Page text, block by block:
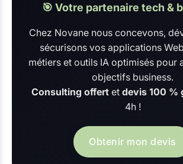
🎯 Votre partenaire tech &
Chez Novane nous concevons,
sécurisons vos applications
métiers et outils IA optimisés pour
objectifs business.
Consulting offert et devis 100 %
4h !
Obtenir mon devis